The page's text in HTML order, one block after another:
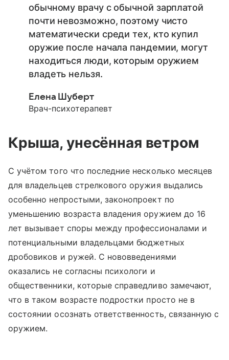
обычному врачу с обычной зарплатой
почти невозможно, поэтому чисто
математически среди тех, кто купил
оружие после начала пандемии, могут
находиться люди, которым оружием
владеть нельзя.
Елена Шуберт
Врач-психотерапевт
Крыша, унесённая ветром
С учётом того что последние несколько месяцев
для владельцев стрелкового оружия выдались
особенно непростыми, законопроект по
уменьшению возраста владения оружием до 16
лет вызывает споры между профессионалами и
потенциальными владельцами бюджетных
дробовиков и ружей. С нововведениями
оказались не согласны психологи и
общественники, которые справедливо замечают,
что в таком возрасте подростки просто не в
состоянии осознать ответственность, связанную с
оружием.